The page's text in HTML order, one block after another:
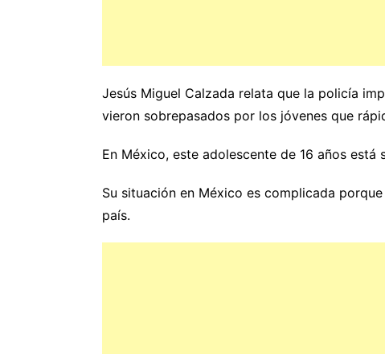
Jesús Miguel Calzada relata que la policía
vieron sobrepasados por los jóvenes que
En México, este adolescente de 16 años
Su situación en México es complicada
país.